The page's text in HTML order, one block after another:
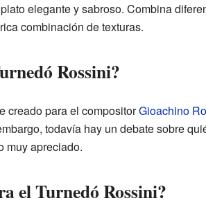
elegante y sabroso. Combina
combinación de texturas.
Rossini?
creado para el compositorGioachino
todavía hay un debate sobre
muy apreciado.
el Turnedó Rossini?